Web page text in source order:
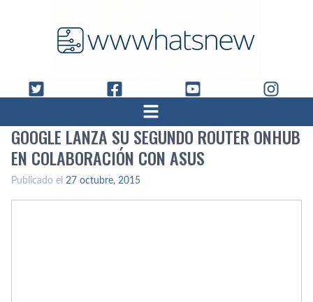
GOOGLE LANZA SU SEGUNDO ROUTER ONHUB
EN COLABORACIÓN CON ASUS
Publicado el 27 octubre, 2015